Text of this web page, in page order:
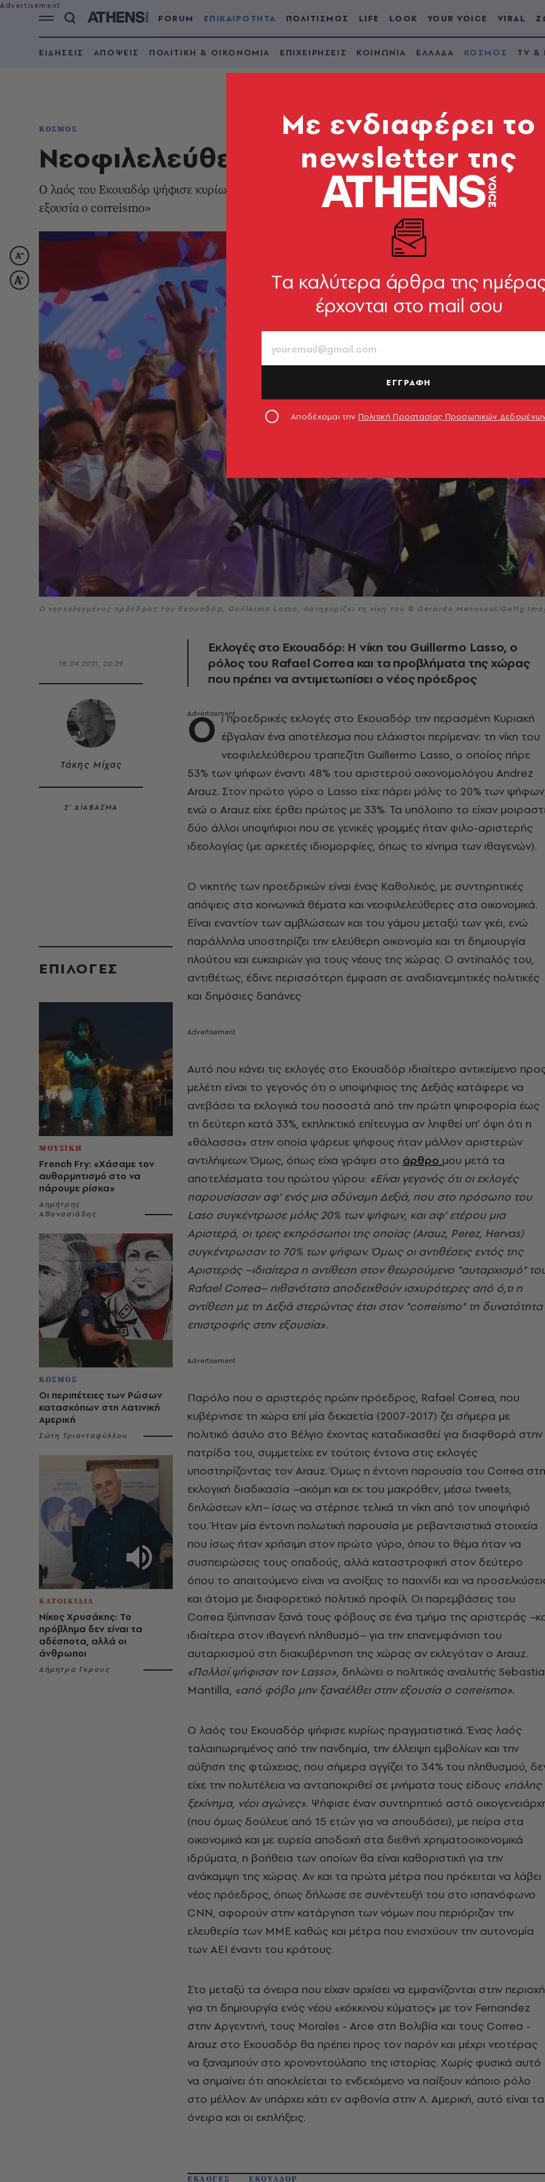
FORUM ΕΠΙΚΑΙΡΟΤΗΤΑ ΠΟΛΙΤΙΣΜΟΣ LIFE LOOK YOUR VOICE VIRAL
ΕΙΔΗΣΕΙΣ ΑΠΟΨΕΙΣ ΠΟΛΙΤΙΚΗ & ΟΙΚΟΝΟΜΙΑ ΕΠΙΧΕΙΡΗΣΕΙΣ ΚΟΙΝΩΝΙΑ ΕΛΛΑΔΑ ΚΟΣΜΟΣ TV &
ΚΟΣΜΟΣ
Νεοφιλελεύθερος θρίαμβος στο
Ο λαός του Εκουαδόρ ψήφισε κυρίως πραγματιστικά τον Guillermo Lasso, «από φόβο μην
εξουσία ο correismo»
Ο νεοεκλεγμένος πρόεδρος του Εκουαδόρ, Guillermo Lasso, πανηγυρίζει τη νίκη του © Gerardo Menoscal/Getty
18.04.2021, 20:29
Τάκης Μίχας
2’ ΔΙΑΒΑΣΜΑ
EΠΙΛΟΓΈΣ
ΜΟΥΣΙΚΗ
French Fry: «Χάσαμε τον
αυθορμητισμό στο να
πάρουμε ρίσκα»
Δημήτρης
Αθανασιάδης
ΚΟΣΜΟΣ
Οι περιπέτειες των Ρώσων
κατασκόπων στη Λατινική
Αμερική
Σώτη Τριανταφύλλου
ΚΑΤΟΙΚΙΔΙΑ
Νίκος Χρυσάκης: Το
πρόβλημα δεν είναι τα
αδέσποτα, αλλά οι
άνθρωποι
Δήμητρα Γκρους
Εκλογές στο Εκουαδόρ: Η νίκη του Guillermo Lasso, ο
ρόλος του Rafael Correa και τα προβλήματα της χώρας
που πρέπει να αντιμετωπίσει ο νέος πρόεδρος
Ο ι προεδρικές εκλογές στο Εκουαδόρ την περασμένη Κυριακή
έβγαλαν ένα αποτέλεσμα που ελάχιστοι περίμεναν: τη νίκη του
νεοφιλελεύθερου τραπεζίτη Guillermo Lasso, ο οποίος πήρε
53% των ψήφων έναντι 48% του αριστερού οικονομολόγου Andrez
Arauz. Στον πρώτο γύρο ο Lasso είχε πάρει μόλις το 20% των
ενώ ο Arauz είχε έρθει πρώτος με 33%. Τα υπόλοιπο το είχαν
δύο άλλοι υποψήφιοι που σε γενικές γραμμές ήταν φιλο-αριστερής
ιδεολογίας (με αρκετές ιδιομορφίες, όπως το κίνημα των ιθαγενών).
O νικητής των προεδρικών είναι ένας Καθολικός, με συντηρητικές
απόψεις στα κοινωνικά θέματα και νεοφιλελεύθερες στα οικονομικά.
Είναι εναντίον των αμβλώσεων και του γάμου μεταξύ των γκέι, ενώ
παράλληλα υποστηρίζει την ελεύθερη οικονομία και τη δημιουργία
πλούτου και ευκαιριών για τους νέους της χώρας. Ο αντίπαλός του,
αντιθέτως, έδινε περισσότερη έμφαση σε αναδιανεμητικές πολιτικές
και δημόσιες δαπάνες
Αυτό που κάνει τις εκλογές στο Εκουαδόρ ιδιαίτερο αντικείμενο
μελέτη είναι το γεγονός ότι ο υποψήφιος της Δεξιάς κατάφερε να
ανεβάσει τα εκλογικά του ποσοστά από την πρώτη ψηφοφορία έως
τη δεύτερη κατά 33%, εκπληκτικό επίτευγμα αν ληφθεί υπ’ όψη ότι η
«θάλασσα» στην οποία ψάρευε ψήφους ήταν μάλλον αριστερών
αντιλήψεων. Όμως, όπως είχα γράψει στο άρθρο μου μετά τα
αποτελέσματα του πρώτου γύρου: «Είναι γεγονός ότι οι εκλογές
παρουσίασαν αφ’ ενός μια αδύναμη Δεξιά, που στο πρόσωπο του
Laso συγκέντρωσε μόλις 20% των ψήφων, και αφ’ ετέρου μια
Αριστερά, οι τρεις εκπρόσωποι της οποίας (Arauz, Perez, Hervas)
συγκέντρωσαν το 70% των ψήφων. Όμως οι αντιθέσεις εντός της
Αριστεράς –ιδιαίτερα η αντίθεση στον θεωρούμενο "αυταρχισμό"
Rafael Correa– πιθανότατα αποδειχθούν ισχυρότερες από ό,τι η
αντίθεση με τη Δεξιά στερώντας έτσι στον "correismo" τη δυνατότητα
επιστροφής στην εξουσία».
Παρόλο που ο αριστερός πρώην πρόεδρος, Rafael Correa, που
κυβέρνησε τη χώρα επί μία δεκαετία (2007-2017) ζει σήμερα με
πολιτικό άσυλο στο Βέλγιο έχοντας καταδικασθεί για διαφθορά στην
πατρίδα του, συμμετείχε εν τούτοις έντονα στις εκλογές
υποστηρίζοντας τον Arauz. Όμως η έντονη παρουσία του Correa
εκλογική διαδικασία –ακόμη και εκ του μακρόθεν, μέσω tweets,
δηλώσεων κλπ– ίσως να στέρησε τελικά τη νίκη από τον υποψήφιό
του. Ήταν μία έντονη πολωτική παρουσία με ρεβαντσιστικά στοιχεία
που ίσως ήταν χρήσιμη στον πρώτο γύρο, όπου το θέμα ήταν να
συσπειρώσεις τους οπαδούς, αλλά καταστροφική στον δεύτερο
όπου το απαιτούμενο είναι να ανοίξεις το παιχνίδι και να
και άτομα με διαφορετικό πολιτικό προφίλ. Οι παρεμβάσεις του
Correa ξύπνησαν ξανά τους φόβους σε ένα τμήμα της αριστεράς –
ιδιαίτερα στον ιθαγενή πληθυσμό–για την επανεμφάνιση του
αυταρχισμού στη διακυβέρνηση της χώρας αν εκλεγόταν ο Arauz.
«Πολλοί ψήφισαν τον Lasso», δηλώνει ο πολιτικός αναλυτής
Mantilla, «από φόβο μην ξαναέλθει στην εξουσία ο correismo».
Ο λαός του Εκουαδόρ ψήφισε κυρίως πραγματιστικά. Ένας λαός
ταλαιπωρημένος από την πανδημία, την έλλειψη εμβολίων και την
αύξηση της φτώχειας, που σήμερα αγγίζει το 34% του πληθυσμού,
είχε την πολυτέλεια να ανταποκριθεί σε μνήματα τους είδους «πάλης
ξεκίνημα, νέοι αγώνες». Ψήφισε έναν συντηρητικό αστό
(που όμως δούλευε από 15 ετών για να σπουδάσει), με πείρα στα
οικονομικά και με ευρεία αποδοχή στα διεθνή χρηματοοικονομικά
ιδρύματα, η βοήθεια των οποίων θα είναι καθοριστική για την
ανάκαμψη της χώρας. Αν και τα πρώτα μέτρα που πρόκειται να
νέος πρόεδρος, όπως δήλωσε σε συνέντευξή του στο ισπανόφωνο
CNN, αφορούν στην κατάργηση των νόμων που περιόριζαν την
ελευθερία των ΜΜΕ καθώς και μέτρα που ενισχύουν την αυτονομία
των ΑΕΙ έναντι του κράτους.
Στο μεταξύ τα όνειρα που είχαν αρχίσει να εμφανίζονται στην περιοχή
για τη δημιουργία ενός νέου «κόκκινου κύματος» με τον Fernandez
στην Αργεντινή, τους Morales - Arce στη Βολιβία και τους Correa -
Arauz στο Εκουαδόρ θα πρέπει προς τον παρόν και μέχρι νεοτέρας
να ξαναμπούν στο χρονοντούλαπο της ιστορίας. Χωρίς φυσικά αυτό
να σημαίνει ότι αποκλείεται το ενδεχόμενο να παίξουν κάποιο ρόλο
στο μέλλον. Αν υπάρχει κάτι εν αφθονία στην Λ. Αμερική, αυτό είναι τα
όνειρα και οι εκπλήξεις.
ΕΚΛΟΓΕΣ ΕΚΟΥΑΔΟΡ
Mε ενδιαφέρει το
newsletter της
Tα καλύτερα άρθρα της
έρχονται στο mail σου
ΕΓΓΡΑΦΗ
Αποδέχομαι την Πολιτική Προστασίας Προσωπικών